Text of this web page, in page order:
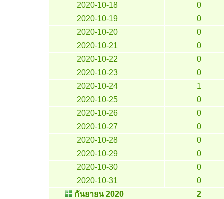
2020-10-18
0
2020-10-19
0
2020-10-20
0
2020-10-21
0
2020-10-22
0
2020-10-23
0
2020-10-24
1
2020-10-25
0
2020-10-26
0
2020-10-27
0
2020-10-28
0
2020-10-29
0
2020-10-30
0
2020-10-31
0
กันยายน 2020
2